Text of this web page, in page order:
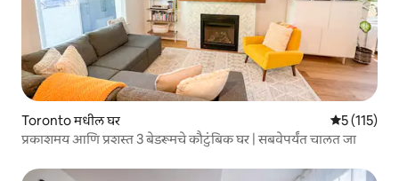
Toronto मधील घर 5 पैकी 5
5 (115)
प्रकाशमय आणि प्रशस्त 3 बेडरूमचे कौटुंबिक घर | सबवेपर्यंत चालत जा